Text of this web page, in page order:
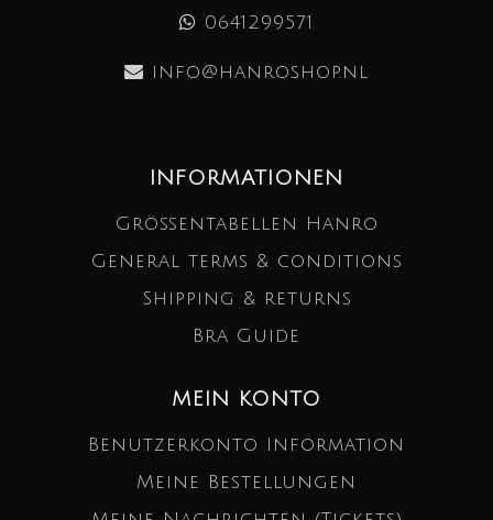
0641299571
info@hanroshop.nl
INFORMATIONEN
Größentabellen Hanro
General terms & conditions
Shipping & returns
Bra Guide
MEIN KONTO
Benutzerkonto Information
Meine Bestellungen